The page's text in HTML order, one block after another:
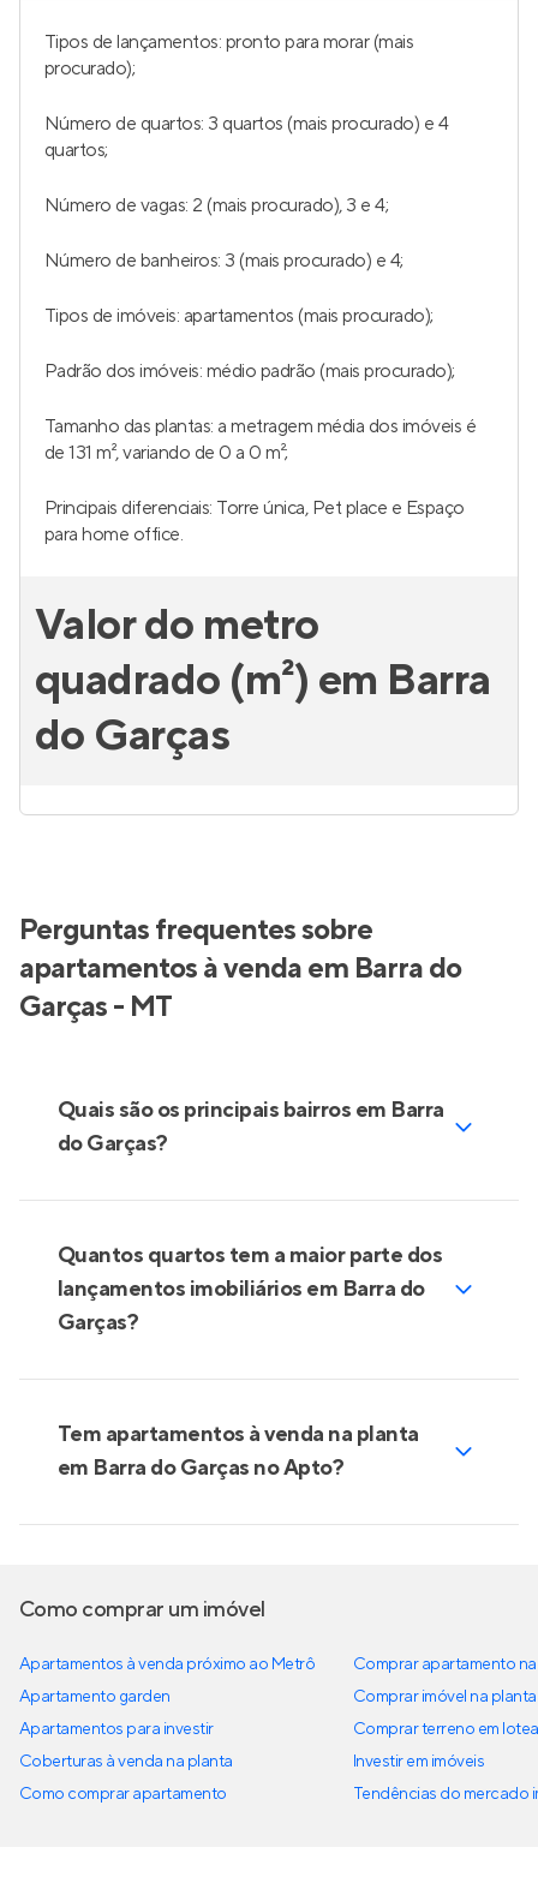
Tipos de lançamentos: pronto para morar (mais
procurado);
Número de quartos: 3 quartos (mais procurado) e 4
quartos;
Número de vagas: 2 (mais procurado), 3 e 4;
Número de banheiros: 3 (mais procurado) e 4;
Tipos de imóveis: apartamentos (mais procurado);
Padrão dos imóveis: médio padrão (mais procurado);
Tamanho das plantas: a metragem média dos imóveis é
de 131 m², variando de 0 a 0 m²;
Principais diferenciais: Torre única, Pet place e Espaço
para home office.
Valor do metro
quadrado (m²) em Barra
do Garças
Perguntas frequentes sobre
apartamentos à venda em Barra do
Garças - MT
Quais são os principais bairros em Barra
do Garças?
Quantos quartos tem a maior parte dos
lançamentos imobiliários em Barra do
Garças?
Tem apartamentos à venda na planta
em Barra do Garças no Apto?
Como comprar um imóvel
Apartamentos à venda próximo ao Metrô
Apartamento garden
Apartamentos para investir
Coberturas à venda na planta
Como comprar apartamento
Comprar apartamento
Comprar imóvel na planta
Comprar terreno em
Investir em imóveis
Tendências do mercado